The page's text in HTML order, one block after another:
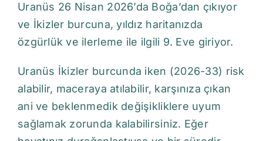
Uranüs 26 Nisan 2026’da Boğa’dan çıkıyor
ve İkizler burcuna, yıldız haritanızda
özgürlük ve ilerleme ile ilgili 9. Eve giriyor.
Uranüs İkizler burcunda iken (2026-33) risk
alabilir, maceraya atılabilir, karşınıza çıkan
ani ve beklenmedik değişikliklere uyum
sağlamak zorunda kalabilirsiniz. Eğer